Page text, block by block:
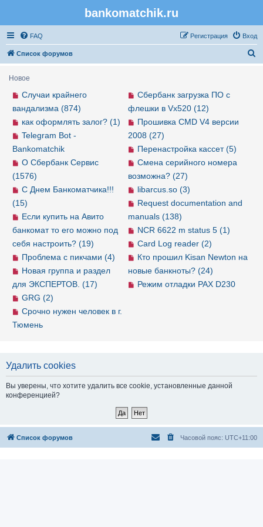
bankomatchik.ru
FAQ Вход
Регистрация
Список форумов
Новое
Сбербанк загрузка ПО с
флешки в Vx520 (12)
Прошивка CMD V4 версии
2008 (27)
Перенастройка кассет (5)
Смена серийного номера
возможна? (27)
libarcus.so (3)
Request documentation and
manuals (138)
NCR 6622 m status 5 (1)
Card Log reader (2)
Кто прошил Kisan Newton на
новые банкноты? (24)
Режим отладки PAX D230
Случаи крайнего
вандализма (874)
как оформлять залог? (1)
Telegram Bot -
Bankomatchik
О Сбербанк Сервис
(1576)
С Днем Банкоматчика!!!
(15)
Если купить на Авито
банкомат то его можно под
себя настроить? (19)
Проблема с пикчами (4)
Новая группа и раздел
для ЭКСПЕРТОВ. (17)
GRG (2)
Срочно нужен человек в г.
Тюмень
Удалить cookies
Вы уверены, что хотите удалить все cookie, установленные данной
конференцией?
Список форумов Часовой пояс: UTC+11:00